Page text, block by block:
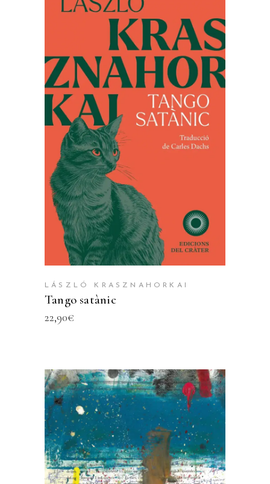
AFEGEIX A LA CISTELLA
LÁSZLÓ KRASZNAHORKAI
Tango satànic
22,90€